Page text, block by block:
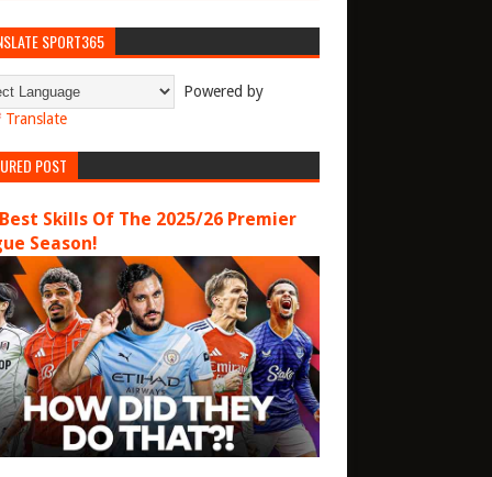
SPORT365
Powered by
Translate
POST
Skills Of The 2025/26 Premier
Season!